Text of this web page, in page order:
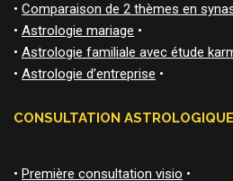
• Comparaison de 2 thèmes en
• Astrologie mariage •
• Astrologie familiale avec étude
• Astrologie d’entreprise •
CONSULTATION ASTROLOGIQUE
• Première consultation visio •